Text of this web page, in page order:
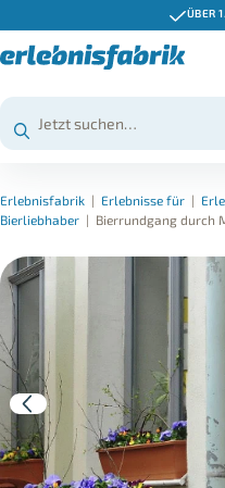
ÜBER
Erlebnisfabrik | Erlebnisse für |
Bierliebhaber | Bierrundgang durch